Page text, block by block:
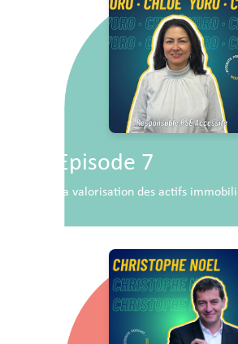
Episode 7
La valorisation des actifs